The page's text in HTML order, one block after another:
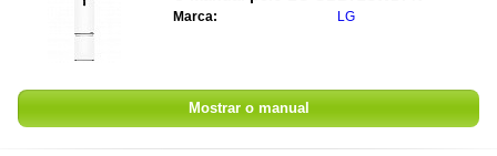
Marca: LG
Mostrar o manual